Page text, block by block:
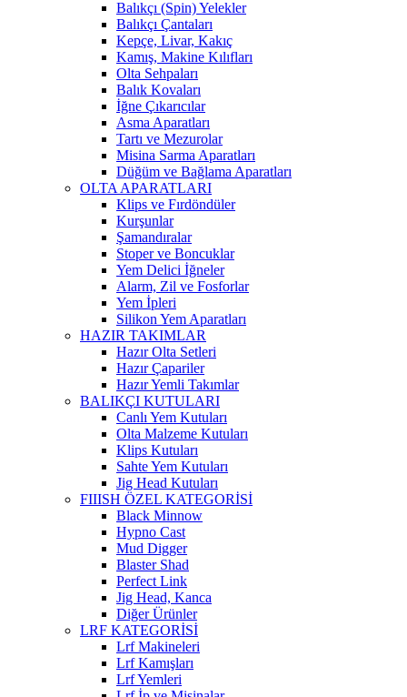
Balıkçı (Spin) Yelekler
Balıkçı Çantaları
Kepçe, Livar, Kakıç
Kamış, Makine Kılıfları
Olta Sehpaları
Balık Kovaları
İğne Çıkarıcılar
Asma Aparatları
Tartı ve Mezurolar
Misina Sarma Aparatları
Düğüm ve Bağlama Aparatları
OLTA APARATLARI
Klips ve Fırdöndüler
Kurşunlar
Şamandıralar
Stoper ve Boncuklar
Yem Delici İğneler
Alarm, Zil ve Fosforlar
Yem İpleri
Silikon Yem Aparatları
HAZIR TAKIMLAR
Hazır Olta Setleri
Hazır Çapariler
Hazır Yemli Takımlar
BALIKÇI KUTULARI
Canlı Yem Kutuları
Olta Malzeme Kutuları
Klips Kutuları
Sahte Yem Kutuları
Jig Head Kutuları
FIIISH ÖZEL KATEGORİSİ
Black Minnow
Hypno Cast
Mud Digger
Blaster Shad
Perfect Link
Jig Head, Kanca
Diğer Ürünler
LRF KATEGORİSİ
Lrf Makineleri
Lrf Kamışları
Lrf Yemleri